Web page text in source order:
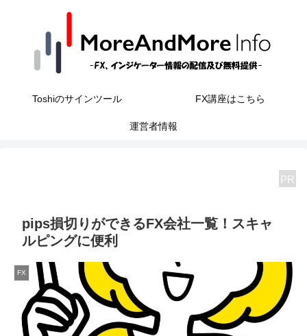
Toshiのサインツール FX講座はこちら
運営者情報
PR
pips損切りができるFX会社一覧！スキャ
ルピングに便利
FX